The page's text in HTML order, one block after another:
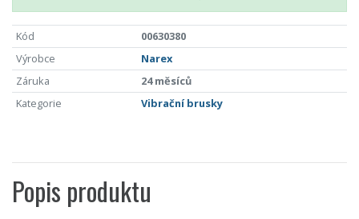
Kód
00630380
Výrobce
Narex
Záruka
24 měsíců
Kategorie
Vibrační brusky
Popis produktu